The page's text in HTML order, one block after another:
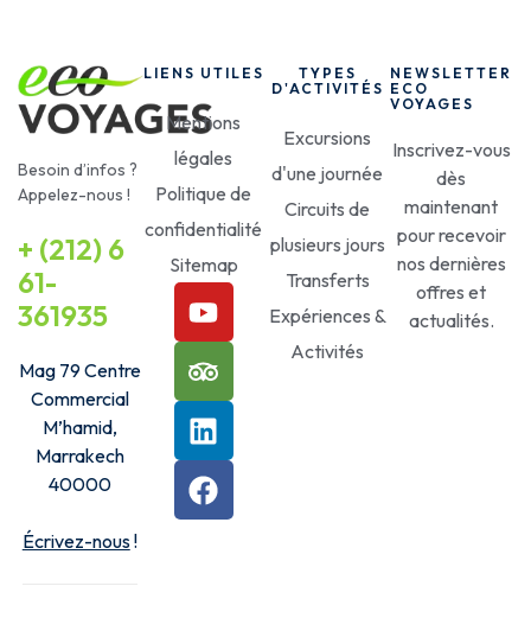
Besoin d’infos ?
Appelez-nous !
+ (212) 6
61-
361935
Mag 79 Centre
Commercial
M’hamid,
Marrakech
40000
Écrivez-nous!
LIENS UTILES
Mentions
légales
Politique de
confidentialité
Sitemap
TYPES
D'ACTIVITÉS
Excursions
d'une journée
Circuits de
plusieurs jours
Transferts
Expériences &
Activités
NEWSLETTER
ECO
VOYAGES
Inscrivez-vous
dès
maintenant
pour recevoir
nos dernières
offres et
actualités.